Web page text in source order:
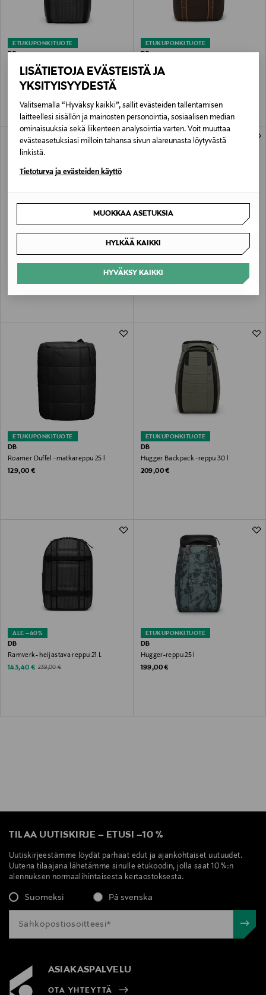
LISÄTIETOJA EVÄSTEISTÄ JA
YKSITYISYYDESTÄ
Valitsemalla “Hyväksy kaikki”, sallit evästeiden tallentamisen
laitteellesi sisällön ja mainosten personointia, sosiaalisen median
ominaisuuksia sekä liikenteen analysointia varten. Voit muuttaa
evästeasetuksiasi milloin tahansa sivun alareunasta löytyvästä
linkistä.
Tietoturva ja evästeiden käyttö
MUOKKAA ASETUKSIA
HYLKÄÄ KAIKKI
HYVÄKSY KAIKKI
ETUKUPONKITUOTE
DB
Hugger- heijastava reppu 25 L
Original Price
ETUKUPONKITUOTE
DB
Roamer Duffel -reppu 40 l
Original Price
Hugger-reppu 25 l
ETUKUPONKITUOTE
Hugger-reppu 30 l
Original Price
209,00 €
ETUKUPONKITUOTE
DB
Roamer Duffel -matkareppu 25 l
Original Price
129,00 €
ETUKUPONKITUOTE
DB
Hugger Backpack -reppu 30 l
Original Price
209,00 €
ALE –40%
DB
Ramverk- heijastava reppu 21 L
Discounted Price
143,40 € Original Price
239,00 €
ETUKUPONKITUOTE
DB
Hugger-reppu 25 l
Original Price
199,00 €
TILAA UUTISKIRJE – ETUSI –10 %
Uutiskirjeestämme löydät parhaat edut ja ajankohtaiset uutuudet.
Uutena tilaajana lähetämme sinulle etukoodin, jolla saat 10 %:n
alennuksen normaalihintaisesta kertaostoksesta.
Suomeksi På svenska
ASIAKASPALVELU
OTA YHTEYTTÄ